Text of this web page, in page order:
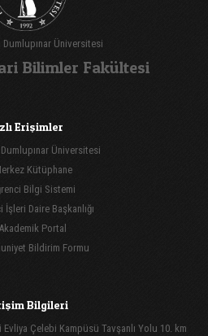
Dumlupınar Üniversitesi
Bilimler Fakültesi
Erişimler
Üniversitesi
Kütüphane
Bilgi Sistemi
İşleri Daire Başkanlığı
Akademik Portal
Bildirim Formu
Bilgileri
Çelebi Kampüsü Tavşanlı Yolu 10. km